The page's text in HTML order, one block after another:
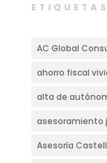
ETIQUETAS
AC Global
ahorro fiscal
alta de
asesoramiento
Asesoría